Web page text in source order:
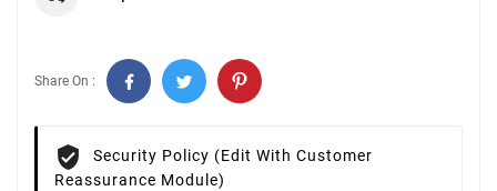
Share On :
Security Policy (edit With Customer
Reassurance Module)